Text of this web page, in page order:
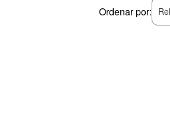
Ordenar por: